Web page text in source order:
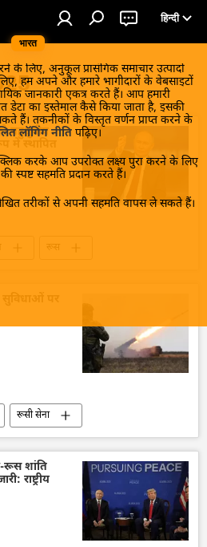
भारत
हिन्दी
के लिए, अनुकूल प्रासंगिक समाचार उत्पादों
हम अपने और हमारे भागीदारों के वेबसाइटों
जानकारी एकत्र करते हैं। आप हमारी
डेटा का इस्तेमाल कैसे किया जाता है, इसकी
हैं। तकनीकों के विस्तृत वर्णन प्राप्त करने के
लॉगिंग नीति पढ़िए।
करके आप उपरोक्त लक्ष्य पुरा करने के लिए
स्पष्ट सहमति प्रदान करते हैं।
तरीकों से अपनी सहमति वापस ले सकते हैं।
में स्थापित
रूस
रूसी सेना
सशस्त्र बल
रूस शांति
राष्ट्रीय